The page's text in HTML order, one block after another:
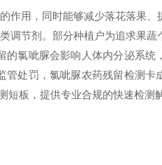
作用，同时能够减少落花落果、
调节剂。部分种植户为追求果
的氯呲脲会影响人体内分泌系统
处罚，氯呲脲农药残留检测卡
板，提供专业合规的快速检测